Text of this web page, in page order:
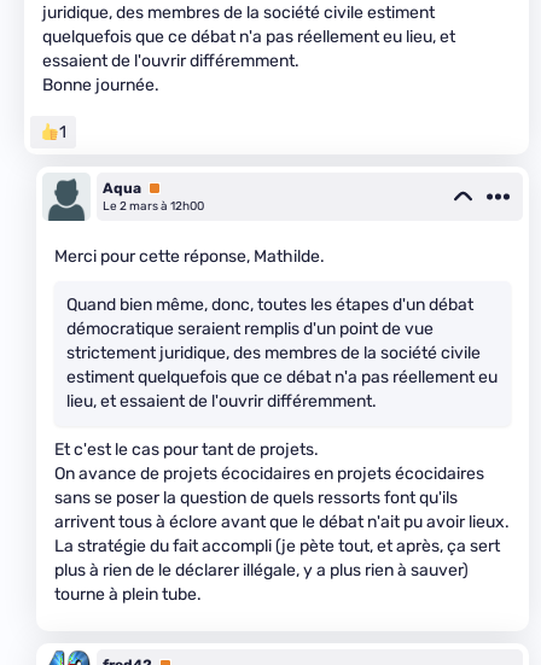
juridique, des membres de la société civile estiment
quelquefois que ce débat n'a pas réellement eu lieu, et
essaient de l'ouvrir différemment.
Bonne journée.
1
Aqua Premium
Le 2 mars à 12h00
Merci pour cette réponse, Mathilde.
Quand bien même, donc, toutes les étapes d'un débat
démocratique seraient remplis d'un point de vue
strictement juridique, des membres de la société civile
estiment quelquefois que ce débat n'a pas réellement eu
lieu, et essaient de l'ouvrir différemment.
Et c'est le cas pour tant de projets.
On avance de projets écocidaires en projets écocidaires
sans se poser la question de quels ressorts font qu'ils
arrivent tous à éclore avant que le débat n'ait pu avoir lieux.
La stratégie du fait accompli (je pète tout, et après, ça sert
plus à rien de le déclarer illégale, y a plus rien à sauver)
tourne à plein tube.